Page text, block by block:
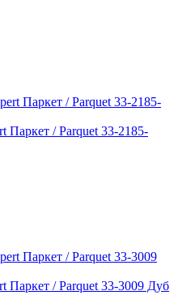
Паркет / Parquet 33-2185-
Паркет / Parquet 33-3009 Дуб